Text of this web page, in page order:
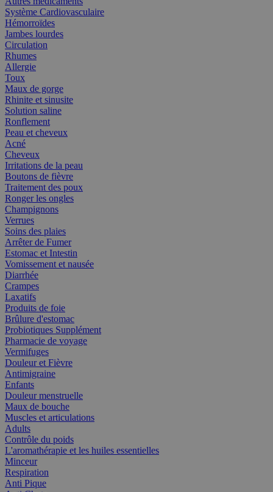
Système Cardiovasculaire
Hémorroïdes
Jambes lourdes
Circulation
Rhumes
Allergie
Toux
Maux de gorge
Rhinite et sinusite
Solution saline
Ronflement
Peau et cheveux
Acné
Cheveux
Irritations de la peau
Boutons de fièvre
Traitement des poux
Ronger les ongles
Champignons
Verrues
Soins des plaies
Arrêter de Fumer
Estomac et Intestin
Vomissement et nausée
Diarrhée
Crampes
Laxatifs
Produits de foie
Brûlure d'estomac
Probiotiques Supplément
Pharmacie de voyage
Vermifuges
Douleur et Fièvre
Antimigraine
Enfants
Douleur menstruelle
Maux de bouche
Muscles et articulations
Adults
Contrôle du poids
L'aromathérapie et les huiles essentielles
Minceur
Respiration
Anti Pique